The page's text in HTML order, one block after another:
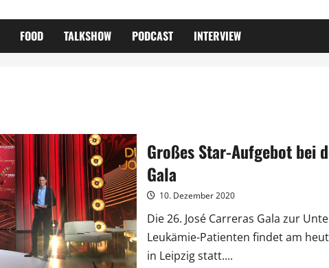
FOOD TALKSHOW PODCAST INTERVIEW
Großes Star-Aufgebot bei
Gala
10. Dezember 2020
Die 26. José Carreras Gala zur
Leukämie-Patienten findet am
in Leipzig statt....